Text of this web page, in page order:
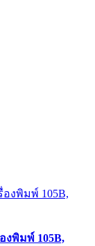
งพิมพ์ 105B,